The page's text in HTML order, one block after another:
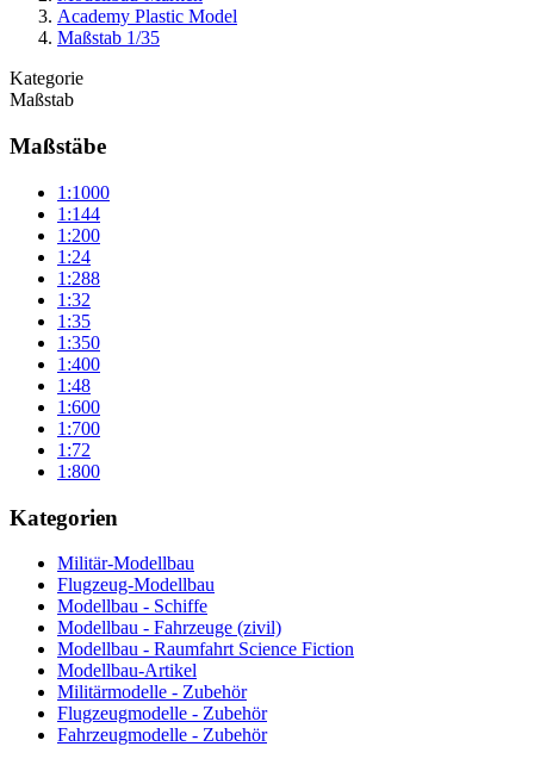
Academy Plastic Model
Maßstab 1/35
Kategorie
Maßstab
Maßstäbe
1:1000
1:144
1:200
1:24
1:288
1:32
1:35
1:350
1:400
1:48
1:600
1:700
1:72
1:800
Kategorien
Militär-Modellbau
Flugzeug-Modellbau
Modellbau - Schiffe
Modellbau - Fahrzeuge (zivil)
Modellbau - Raumfahrt Science Fiction
Modellbau-Artikel
Militärmodelle - Zubehör
Flugzeugmodelle - Zubehör
Fahrzeugmodelle - Zubehör